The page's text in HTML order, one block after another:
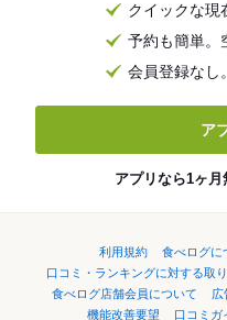
クイックな現
予約も簡単。
会員登録なし
ア
アプリなら1ヶ月
利用規約 食べログに
口コミ・ランキングに対する取
食べログ店舗会員について
広
機能改善要望
口コミガ